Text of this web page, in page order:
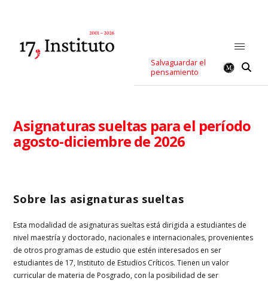
Salvaguardar el
pensamiento
Asignaturas sueltas para el período
agosto-diciembre de 2026
Sobre las asignaturas sueltas
Esta modalidad de asignaturas sueltas está dirigida a estudiantes de
nivel maestría y doctorado, nacionales e internacionales, provenientes
de otros programas de estudio que estén interesados en ser
estudiantes de 17, Instituto de Estudios Críticos. Tienen un valor
curricular de materia de Posgrado, con la posibilidad de ser